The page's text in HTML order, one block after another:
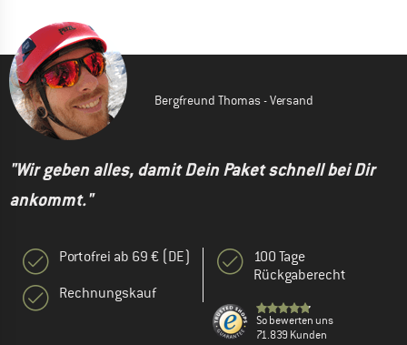
Bergfreund Thomas - Versand
"Wir geben alles, damit Dein Paket schnell bei Dir
ankommt."
Portofrei ab 69 € (DE)
Rechnungskauf
100 Tage
Rückgaberecht
So bewerten uns
71.839 Kunden